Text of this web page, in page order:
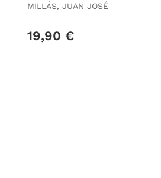
MILLÁS, JUAN JOSÉ
19,90 €